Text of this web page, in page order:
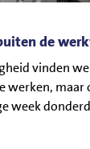
de
vinden
werken, maar
week